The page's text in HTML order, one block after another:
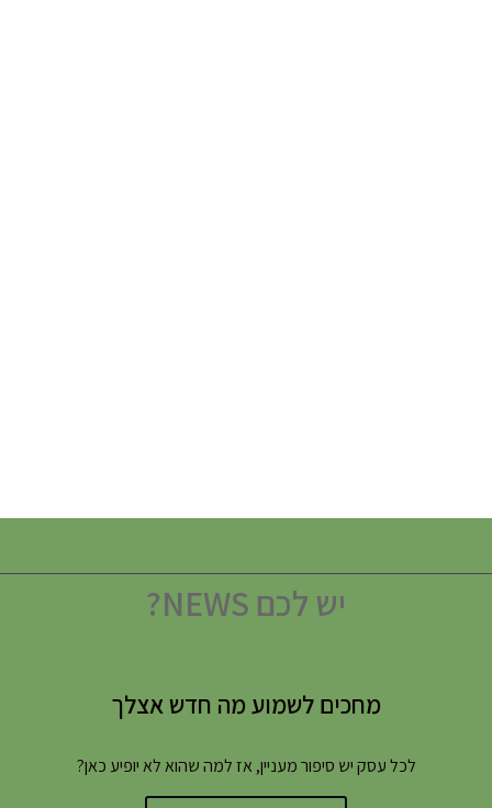
יש לכם NEWS?
מחכים לשמוע מה חדש אצלך
לכל עסק יש סיפור מעניין, אז למה שהוא לא יופיע כאן?